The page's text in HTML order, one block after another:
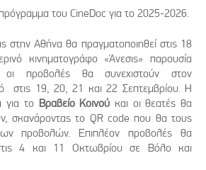
του CineDoc για το 2025-2026.
στην Αθήνα θα πραγματοποιηθεί στις 18
κινηματογράφο «Άνεσις» παρουσία
προβολές θα συνεχιστούν στον
στις 19, 20, 21 και 22 Σεπτεμβρίου. Η
για το Βραβείο Κοινού και οι θεατές θα
σκανάροντας το QR code που θα τους
προβολών. Επιπλέον προβολές θα
4 και 11 Οκτωβρίου σε Βόλο και